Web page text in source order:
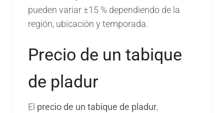
pueden variar ±15 % dependiendo de la
región, ubicación y temporada.
Precio de un tabique
de pladur
El precio de un tabique de pladur,